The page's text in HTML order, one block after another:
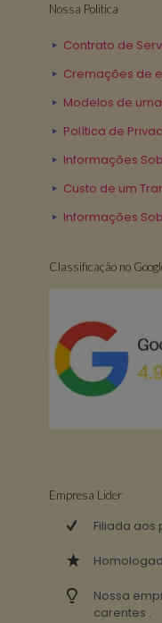
Nossa Politica
Contrato de
Cremações de
Modelos de
Política de
Informações
Custo de um
Informações
Classificação no
Empresa Lider
Filiada aos
Nossa
carentes .